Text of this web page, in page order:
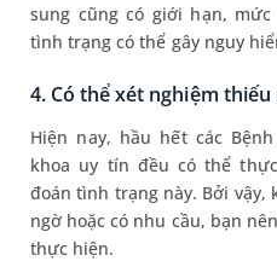
sung cũng có giới hạn,
tình trạng có thể gây nguy
4. Có thể xét nghiệm
Hiện nay, hầu hết các
khoa uy tín đều có thể
đoán tình trạng này. Bởi vậy,
ngờ hoặc có nhu cầu, bạn
thực hiện.